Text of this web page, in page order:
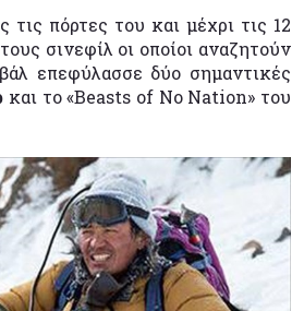
τις πόρτες του και μέχρι τις 12
σινεφίλ οι οποίοι αναζητούν
επεφύλασσε δύο σημαντικές
και το «Beasts of No Nation» του